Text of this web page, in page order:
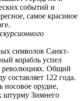
событий и
самое красивое
символов Санкт-
корабль успел
революциях. Общий
составляет 122 года.
носовое орудие,
штурму Зимнего